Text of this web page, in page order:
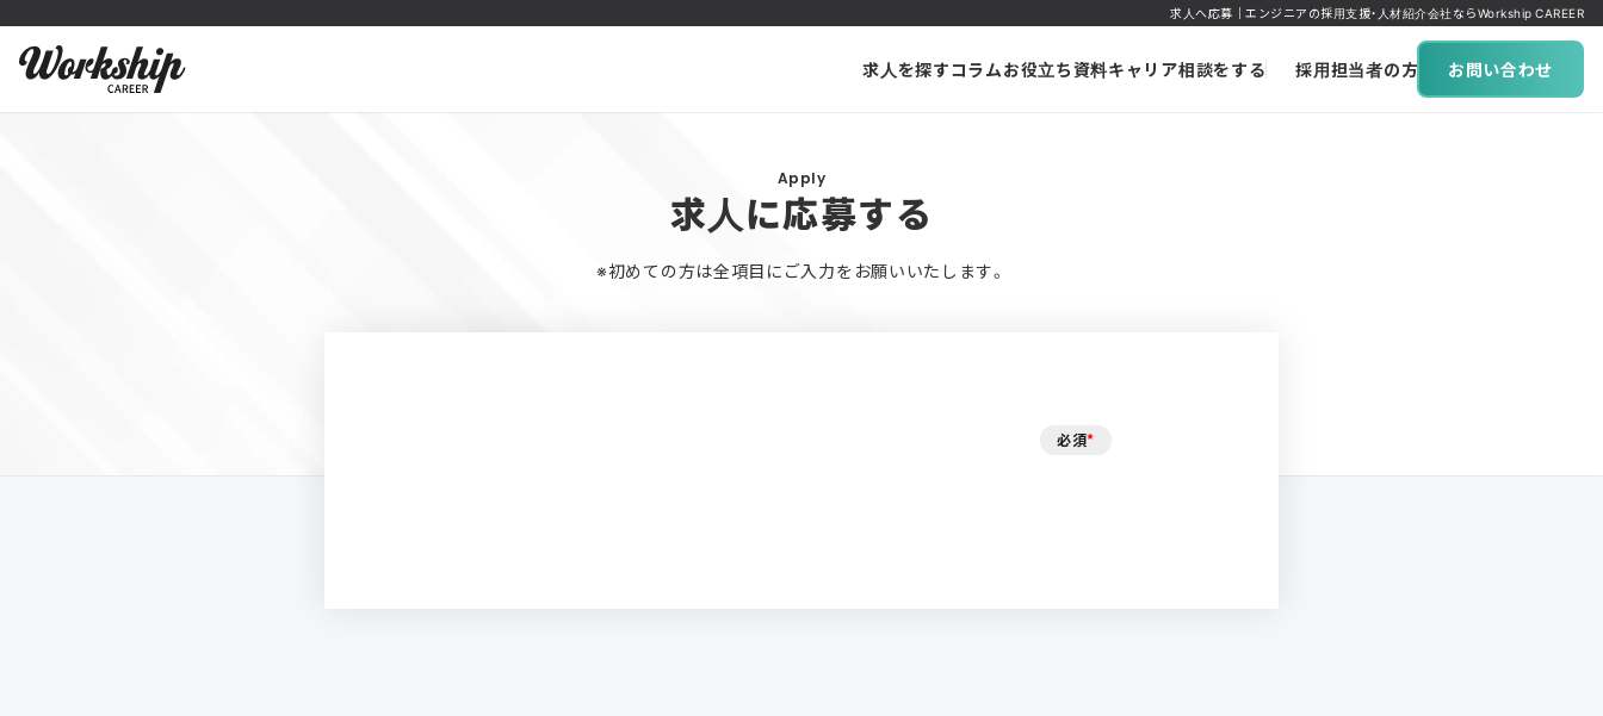
求人へ応募｜エンジニアの採用支援・人材紹介会社ならWorkship CAREER
求人を探すコラムお役立ち資料キャリア相談をする 採用担当者の方へ お問い合わせ
Apply
求人に応募する
※初めての方は全項目にご入力をお願いいたします。
必須*